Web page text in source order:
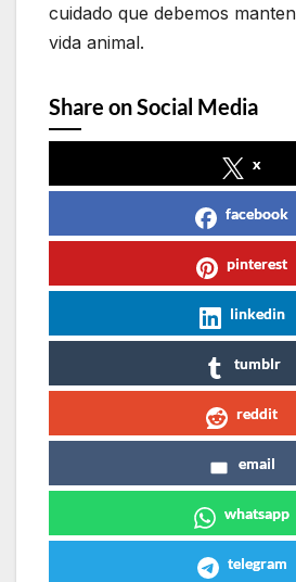
cuidado que debemos
vida animal.
Share on Social Media
x
facebook
pinterest
linkedin
tumblr
reddit
email
whatsapp
telegram